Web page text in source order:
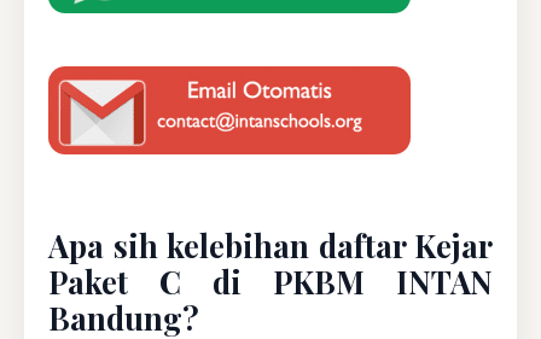
Apa sih kelebihan daftar Kejar
Paket C di PKBM INTAN
Bandung?